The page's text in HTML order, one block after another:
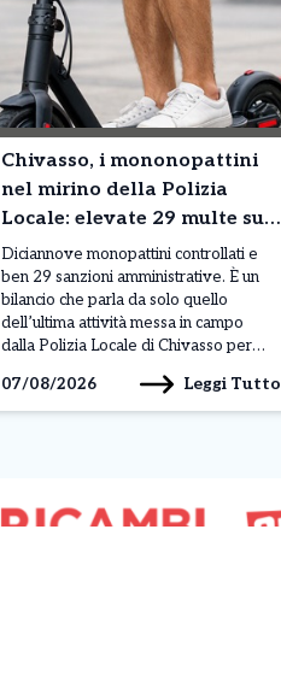
Chivasso, i mononopattini
nel mirino della Polizia
Locale: elevate 29 multe su
19 mezzi controllati
Diciannove monopattini controllati e
ben 29 sanzioni amministrative. È un
bilancio che parla da solo quello
dell’ultima attività messa in campo
dalla Polizia Locale di Chivasso per
regolano la circolazione dei mezzi
elettrici. Un dato particolarmente
07/08/2026 Leggi Tutto